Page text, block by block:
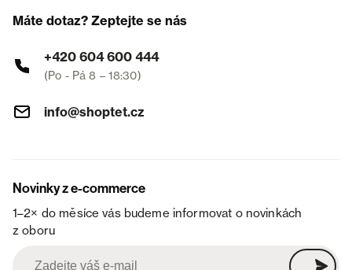
Máte dotaz? Zeptejte se nás
+420 604 600 444
(Po - Pá 8 – 18:30)
info@shoptet.cz
Novinky z e-commerce
1–2× do měsíce vás budeme informovat o novinkách
z oboru